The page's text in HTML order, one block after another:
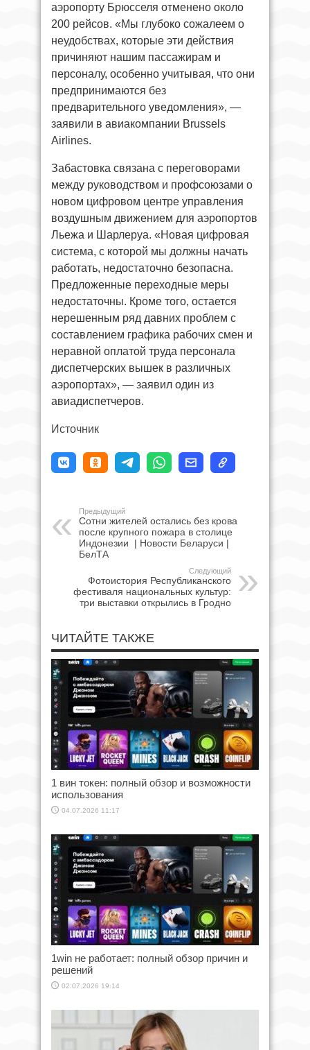
аэропорту Брюсселя отменено около
200 рейсов. «Мы глубоко сожалеем о
неудобствах, которые эти действия
причиняют нашим пассажирам и
персоналу, особенно учитывая, что они
предпринимаются без
предварительного уведомления», —
заявили в авиакомпании Brussels
Airlines.
Забастовка связана с переговорами
между руководством и профсоюзами о
новом цифровом центре управления
воздушным движением для аэропортов
Льежа и Шарлеруа. «Новая цифровая
система, с которой мы должны начать
работать, недостаточно безопасна.
Предложенные переходные меры
недостаточны. Кроме того, остается
нерешенным ряд давних проблем с
составлением графика рабочих смен и
неравной оплатой труда персонала
диспетчерских вышек в различных
аэропортах», — заявил один из
авиадиспетчеров.
Источник
Предыдущий
Сотни жителей остались без крова
после крупного пожара в столице
Индонезии | Новости Беларуси |
БелТА
Следующий
Фотоистория Республиканского
фестиваля национальных культур:
три выставки открылись в Гродно
ЧИТАЙТЕ ТАКЖЕ
1 вин токен: полный обзор и возможности
использования
04.07.2026 11:17
1win не работает: полный обзор причин и
решений
02.07.2026 19:14